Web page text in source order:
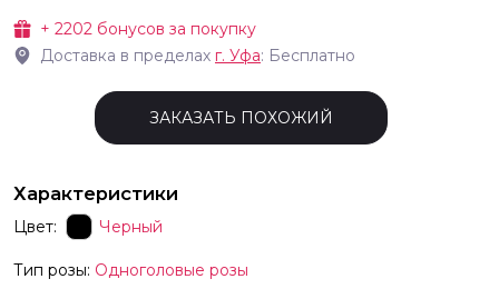
+ 2202 бонусов за покупку
Доставка в пределах г. Уфа: Бесплатно
ЗАКАЗАТЬ ПОХОЖИЙ
Характеристики
Цвет: Черный
Тип розы: Одноголовые розы